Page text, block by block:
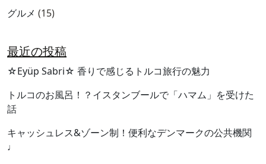
グルメ (15)
最近の投稿
☆Eyüp Sabri☆ 香りで感じるトルコ旅行の魅力
トルコのお風呂！？イスタンブールで「ハマム」を受けた
話
キャッシュレス&ゾーン制！便利なデンマークの公共機関
♩